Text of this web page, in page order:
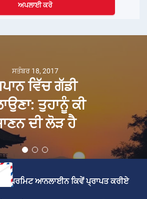
ਅਪਲਾਈ ਕਰੋ
ਸਤੰਬਰ 18, 2017
ਵਿੱਚ ਗੱਡੀ
ਤੁਹਾਨੂੰ ਕੀ
ਦੀ ਲੋੜ ਹੈ
ਪਰਮਿਟ ਆਨਲਾਈਨ ਕਿਵੇਂ ਪ੍ਰਾਪਤ ਕਰੀਏ